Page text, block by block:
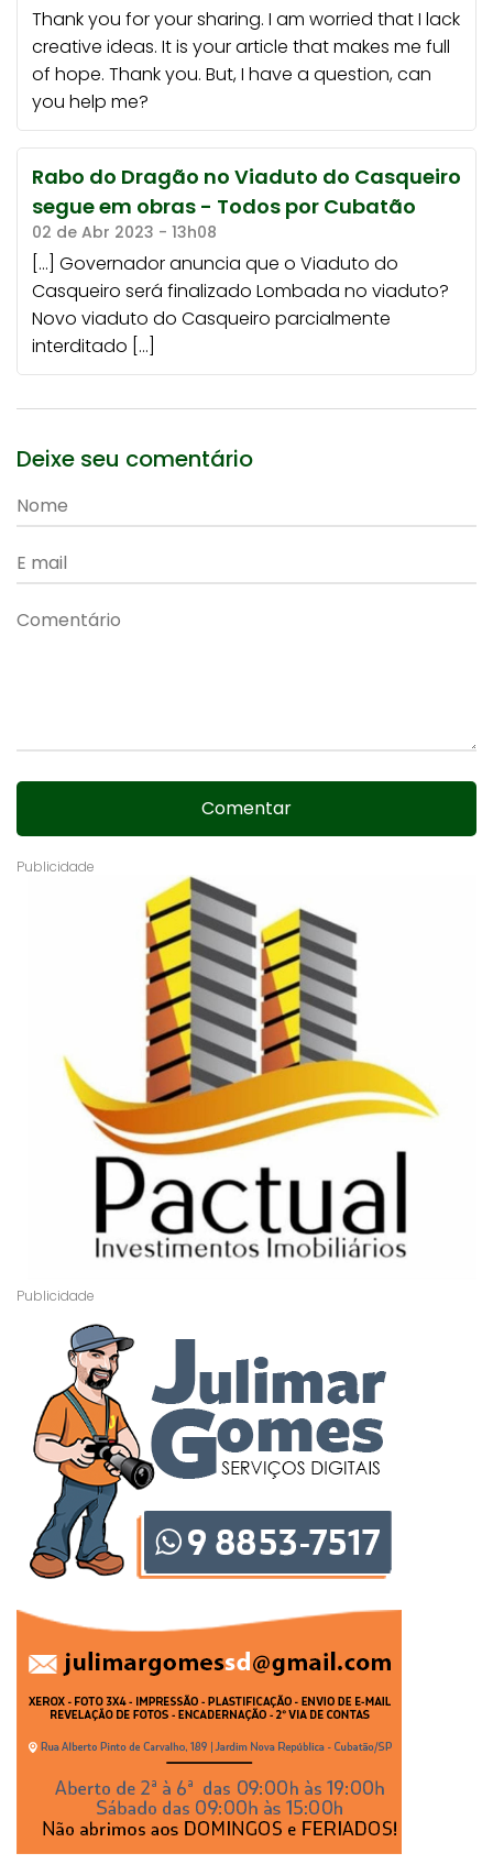
Thank you for your sharing. I am worried that I lack
creative ideas. It is your article that makes me full
of hope. Thank you. But, I have a question, can
you help me?
Rabo do Dragão no Viaduto do Casqueiro
segue em obras - Todos por Cubatão
02 de Abr 2023 - 13h08
[…] Governador anuncia que o Viaduto do
Casqueiro será finalizado Lombada no viaduto?
Novo viaduto do Casqueiro parcialmente
interditado […]
Deixe seu comentário
Comentar